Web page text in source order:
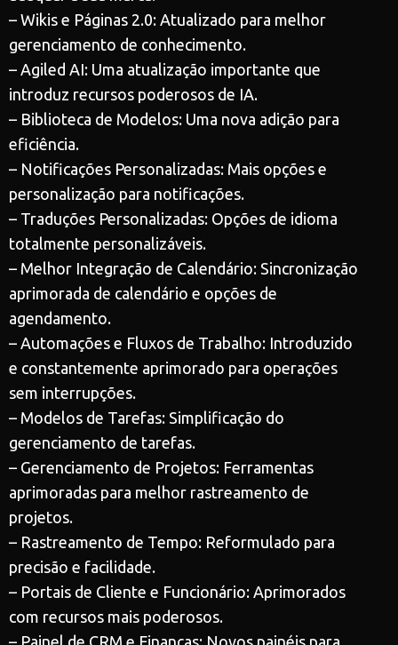
– Wikis e Páginas 2.0: Atualizado para melhor
gerenciamento de conhecimento.
– Agiled AI: Uma atualização importante que
introduz recursos poderosos de IA.
– Biblioteca de Modelos: Uma nova adição para
eficiência.
– Notificações Personalizadas: Mais opções e
personalização para notificações.
– Traduções Personalizadas: Opções de idioma
totalmente personalizáveis.
– Melhor Integração de Calendário: Sincronização
aprimorada de calendário e opções de
agendamento.
– Automações e Fluxos de Trabalho: Introduzido
e constantemente aprimorado para operações
sem interrupções.
– Modelos de Tarefas: Simplificação do
gerenciamento de tarefas.
– Gerenciamento de Projetos: Ferramentas
aprimoradas para melhor rastreamento de
projetos.
– Rastreamento de Tempo: Reformulado para
precisão e facilidade.
– Portais de Cliente e Funcionário: Aprimorados
com recursos mais poderosos.
– Painel de CRM e Finanças: Novos painéis para